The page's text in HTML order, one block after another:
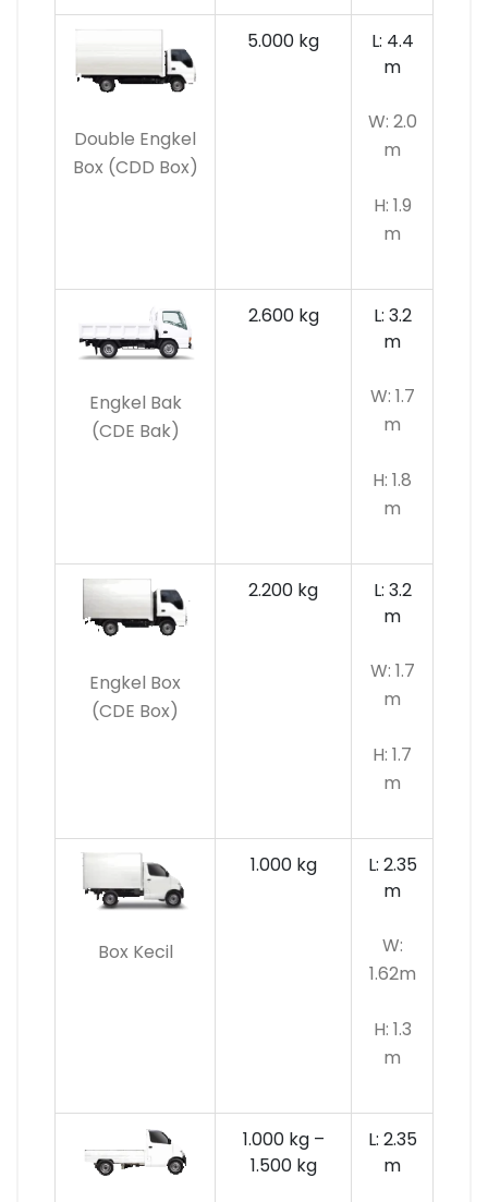
Double Engkel
Box (CDD Box)
5.000 kg
L: 4.4
m
W: 2.0
m
H: 1.9
m
Engkel Bak
(CDE Bak)
2.600 kg
L: 3.2
m
W: 1.7
m
H: 1.8
m
Engkel Box
(CDE Box)
2.200 kg
L: 3.2
m
W: 1.7
m
H: 1.7
m
Box Kecil
1.000 kg
L: 2.35
m
W:
1.62m
H: 1.3
m
1.000 kg –
1.500 kg
L: 2.35
m